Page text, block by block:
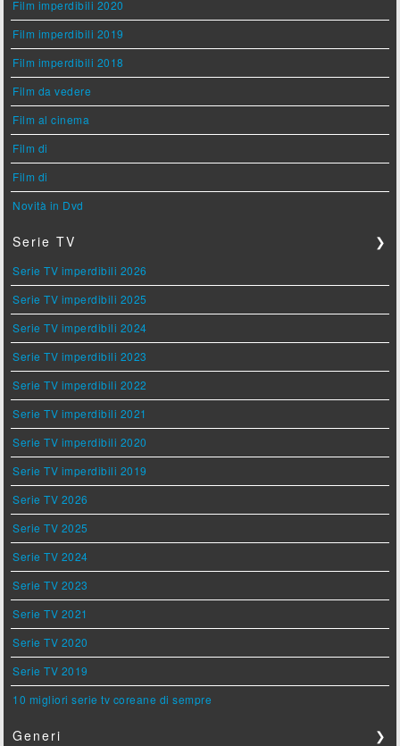
Film imperdibili 2020
Film imperdibili 2019
Film imperdibili 2018
Film da vedere
Film al cinema
Film di
Film di
Novità in Dvd
Serie TV ❯
Serie TV imperdibili 2026
Serie TV imperdibili 2025
Serie TV imperdibili 2024
Serie TV imperdibili 2023
Serie TV imperdibili 2022
Serie TV imperdibili 2021
Serie TV imperdibili 2020
Serie TV imperdibili 2019
Serie TV 2026
Serie TV 2025
Serie TV 2024
Serie TV 2023
Serie TV 2021
Serie TV 2020
Serie TV 2019
10 migliori serie tv coreane di sempre
Generi ❯